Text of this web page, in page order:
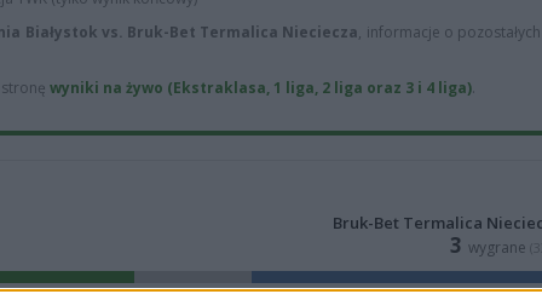
Białystok vs. Bruk-Bet Termalica Nieciecza, informacje o
wyniki na żywo (Ekstraklasa, 1 liga, 2 liga oraz 3 i 4 liga).
Bruk-Bet Termalica
3 wygrane